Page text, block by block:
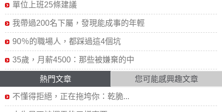
單位上班25條建議
我帶過200名下屬，發現能成事的年輕
90％的職場人，都踩過這4個坑
35歲，月薪4500：那些被嫌棄的中
熱門文章 您可能感興趣文章
不懂得拒絕，正在拖垮你：乾脆...